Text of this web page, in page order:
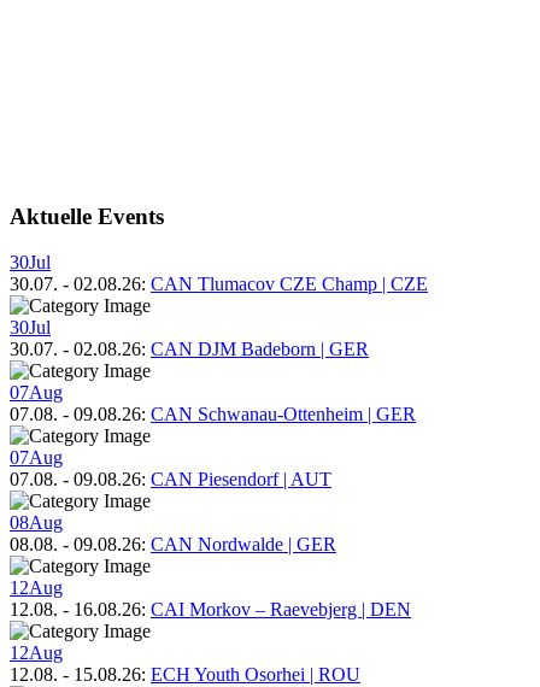
Aktuelle Events
30Jul
30.07. - 02.08.26: CAN Tlumacov CZE Champ | CZE
30Jul
30.07. - 02.08.26: CAN DJM Badeborn | GER
07Aug
07.08. - 09.08.26: CAN Schwanau-Ottenheim | GER
07Aug
07.08. - 09.08.26: CAN Piesendorf | AUT
08Aug
08.08. - 09.08.26: CAN Nordwalde | GER
12Aug
12.08. - 16.08.26: CAI Morkov – Raevebjerg | DEN
12Aug
12.08. - 15.08.26: ECH Youth Osorhei | ROU